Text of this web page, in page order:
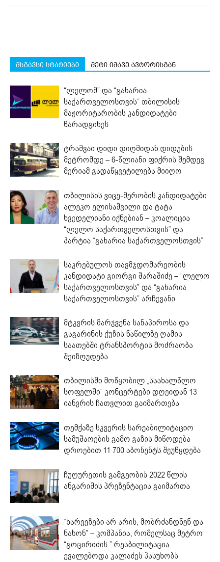
მსგავსი სტატიები მეტი იმავე ავტორისგან
“ლელომ” და “გახარია
საქართველოსთვის” თბილისის
მაჟორიტარობის კანდიდატები
წარადგინეს
ტრამვაი დიდი დიღმიდან დიდუბის
მეტრომდე – 6-წლიანი ფიქრის შემდეგ
მერიამ გადაწყვეტილება მიიღო
თბილისის ვიცე-მერობის კანდიდატები
ალეკო ელისაშვილი და ტატა
ხვედელიანი იქნებიან – კოალიცია
“ლელო საქართველოსთვის” და
პარტია “გახარია საქართველოსთვის”
საკრებულოს თავმჯდომარეობის
კანდიდატი გიორგი შარაშიძე – “ლელო
საქართველოსთვის” და “გახარია
საქართველოსთვის” არჩევანი
მტკვრის მარჯვენა სანაპიროსა და
გაგარინის ქუჩის ნაწილზე ღამის
საათებში ტრანსპორტის მოძრაობა
შეიზღუდება
თბილისში მოწყობილ „საახალწლო
სოფელში“ კონცერტები დღეიდან 13
იანვრის ჩათვლით გაიმართება
თემქაზე სკვერის სარეაბილიტაციო
სამუშაოების გამო გაზის მიწოდება
დროებით 11 700 აბონენტს შეუწყდება
ჩუღურეთის გამგეობის 2022 წლის
ანგარიშის პრეზენტაცია გაიმართა
“ხარვეზები არ არის, მობრძანდნენ და
ნახონ” – კომპანია, რომელსაც მეტრო
“გოცირიძის ” რეაბილიტაცია
ევალებოდა კალაძეს პასუხობს